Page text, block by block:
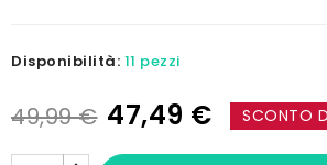
Disponibilità: 11 pezzi
49,99 € 47,49 € SCONTO